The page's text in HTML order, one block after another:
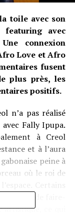
toile avec son
avec
connexion
Love et Afro
fusent
plus près, les
positifs.
n’a pas réalisé
Fally Ipupa.
à Creol
et à l’aura
peine à
où le roi de
le rôle de faire-
ce qui